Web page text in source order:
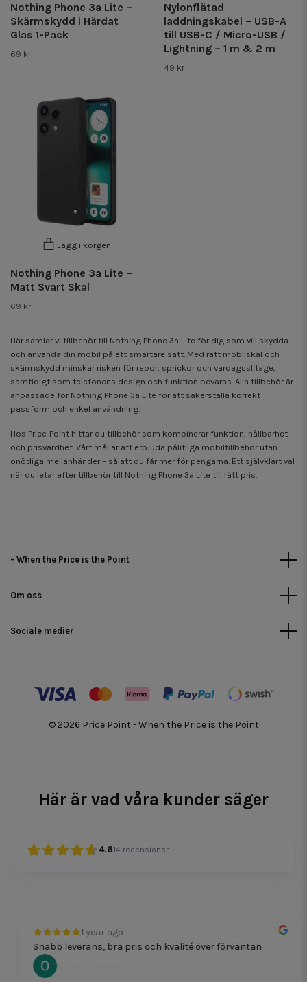
Nothing Phone 3a Lite –
Skärmskydd i Härdat
Glas 1-Pack
69 kr
Nylonflätad
laddningskabel – USB-A
till USB-C / Micro-USB /
Lightning – 1 m & 2 m
49 kr
Lägg i korgen
Nothing Phone 3a Lite –
Matt Svart Skal
69 kr
Här samlar vi tillbehör till Nothing Phone 3a Lite för dig som vill skydda
och använda din mobil på ett smartare sätt. Med rätt mobilskal och
skärmskydd minskar risken för repor, sprickor och vardagsslitage,
samtidigt som telefonens design och funktion bevaras. Alla tillbehör är
anpassade för Nothing Phone 3a Lite för att säkerställa korrekt
passform och enkel användning.
Hos Price-Point hittar du tillbehör som kombinerar funktion, hållbarhet
och prisvärdhet. Vårt mål är att erbjuda pålitliga mobil­tillbehör utan
onödiga mellanhänder – så att du får mer för pengarna. Ett självklart val
när du letar efter tillbehör till Nothing Phone 3a Lite till rätt pris.
- When the Price is the Point
Om oss
Sociale medier
© 2026 Price Point - When the Price is the Point
Här är vad våra kunder säger
4.614 recensioner
1 year ago
Snabb leverans, bra pris och kvalité över förväntan
Oscar Svensson